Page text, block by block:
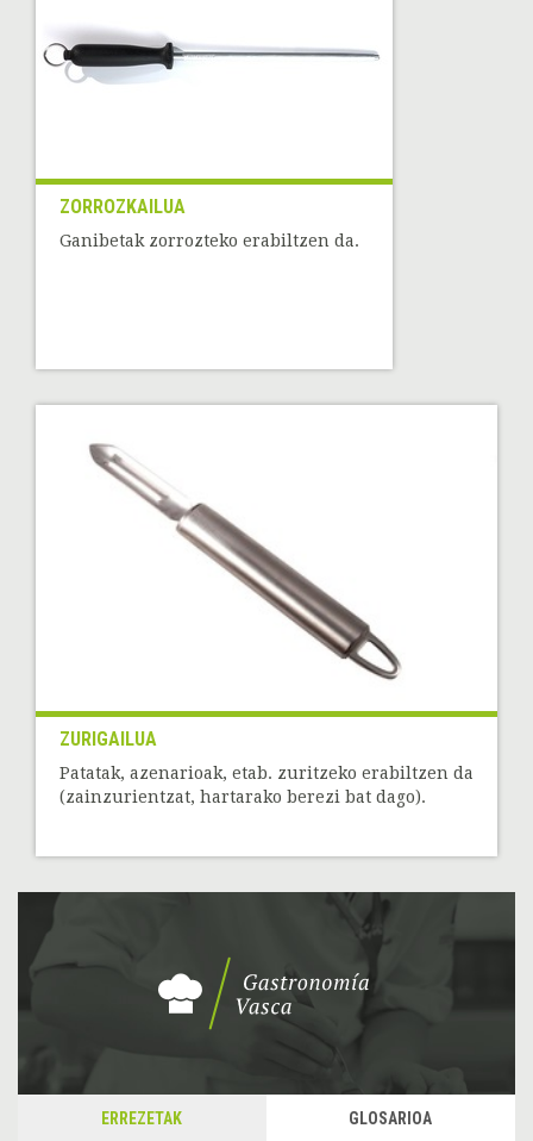
ZORROZKAILUA
Ganibetak zorrozteko erabiltzen da.
ZURIGAILUA
Patatak, azenarioak, etab. zuritzeko erabiltzen da
(zainzurientzat, hartarako berezi bat dago).
ERREZETAK GLOSARIOA